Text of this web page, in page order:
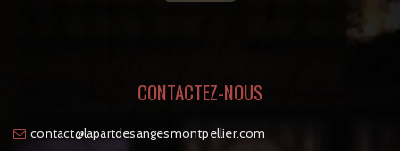
CONTACTEZ-NOUS
moc.reilleptnomsegnasedtrapal@
tcatnoc